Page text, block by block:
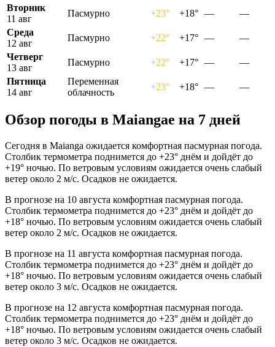
Вторник
11 авг
Пасмурно +23° +18° —
—
Среда
12 авг
Пасмурно +22° +17° —
—
Четверг
13 авг
Пасмурно +22° +17° —
—
Пятница
14 авг
Переменная
облачность
+23° +18° — —
Обзор погоды в Maiangaе на 7 дней
Сегодня в Maianga ожидается комфортная пасмурная погода.
Столбик термометра поднимется до +23° днём и дойдёт до
+19° ночью. По ветровым условиям ожидается очень слабый
ветер около 2 м/с. Осадков не ожидается.
В прогнозе на 10 августа комфортная пасмурная погода.
Столбик термометра поднимется до +23° днём и дойдёт до
+18° ночью. По ветровым условиям ожидается очень слабый
ветер около 2 м/с. Осадков не ожидается.
В прогнозе на 11 августа комфортная пасмурная погода.
Столбик термометра поднимется до +23° днём и дойдёт до
+18° ночью. По ветровым условиям ожидается очень слабый
ветер около 3 м/с. Осадков не ожидается.
В прогнозе на 12 августа комфортная пасмурная погода.
Столбик термометра поднимется до +23° днём и дойдёт до
+18° ночью. По ветровым условиям ожидается очень слабый
ветер около 3 м/с. Осадков не ожидается.